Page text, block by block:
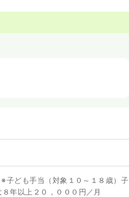
ども手当（対象１０～１８歳）子
年以上２０，０００円／月